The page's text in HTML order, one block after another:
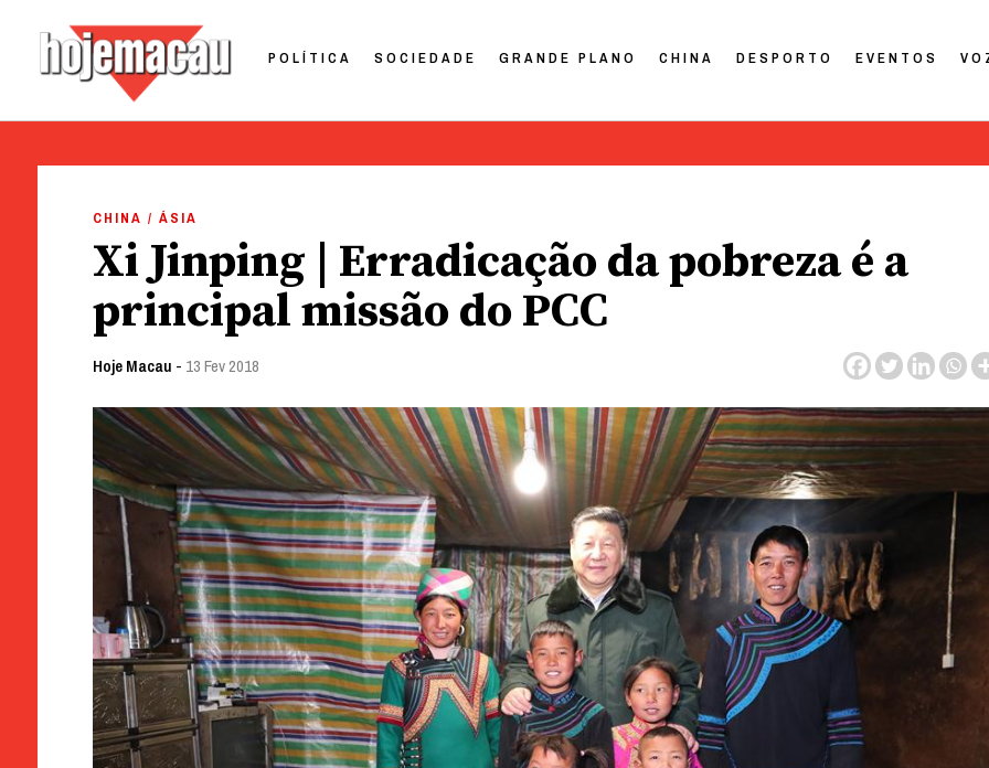
POLÍTICA SOCIEDADE GRANDE PLANO CHINA DESPORTO EVENTOS
CHINA / ÁSIA
Xi Jinping | Erradicação da pobreza é a
principal missão do PCC
Hoje Macau - 13 Fev 2018